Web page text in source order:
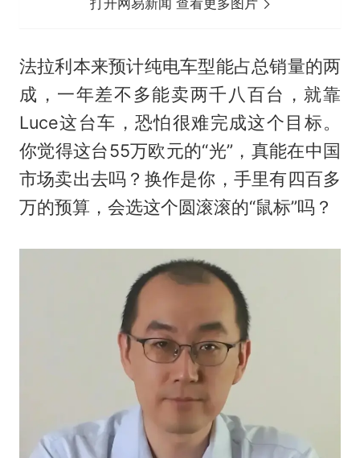
法拉利本来预计纯电车型能占总销量的两
成，一年差不多能卖两千八百台，就靠
Luce这台车，恐怕很难完成这个目标。
你觉得这台55万欧元的“光”，真能在中国
市场卖出去吗？换作是你，手里有四百多
万的预算，会选这个圆滚滚的“鼠标”吗？